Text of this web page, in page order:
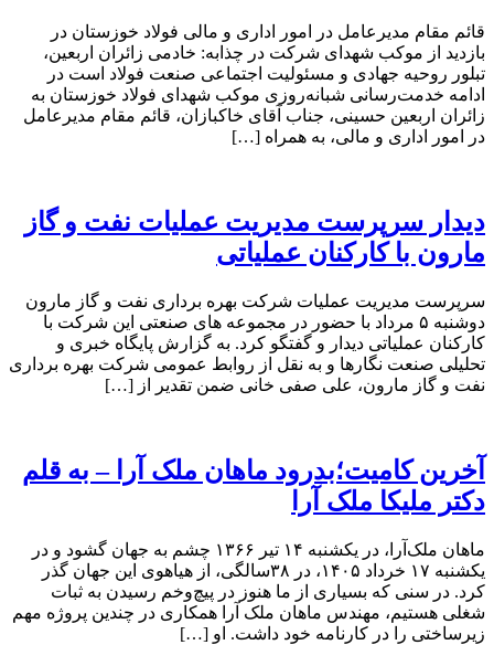
قائم مقام مدیرعامل در امور اداری و مالی فولاد خوزستان در
بازدید از موکب شهدای شرکت در چذابه: خادمی زائران اربعین،
تبلور روحیه جهادی و مسئولیت اجتماعی صنعت فولاد است در
ادامه خدمت‌رسانی شبانه‌روزی موکب شهدای فولاد خوزستان به
زائران اربعین حسینی، جناب آقای خاکبازان، قائم مقام مدیرعامل
در امور اداری و مالی، به همراه […]
دیدار سرپرست مدیریت عملیات نفت و گاز
مارون با کارکنان عملیاتی
سرپرست مدیریت عملیات شرکت بهره برداری نفت و گاز مارون
دوشنبه ۵ مرداد با حضور در مجموعه های صنعتی این شرکت با
کارکنان عملیاتی دیدار و گفتگو کرد. به گزارش پایگاه خبری و
تحلیلی صنعت نگارها و به نقل از روابط عمومی شرکت بهره برداری
نفت و گاز مارون، علی صفی خانی ضمن تقدیر از […]
آخرین کامیت؛بدرود ماهان ملک آرا – به قلم
دکتر ملیکا ملک آرا
ماهان ملک‌آرا، در یکشنبه ۱۴ تیر ۱۳۶۶ چشم به جهان گشود و در
یکشنبه ۱۷ خرداد ۱۴۰۵، در ۳۸سالگی، از هیاهوی این جهان گذر
کرد. در سنی که بسیاری از ما هنوز در پیچ‌وخم رسیدن به ثبات
شغلی هستیم، مهندس ماهان ملک آرا همکاری در چندین پروژه مهم
زیرساختی را در کارنامه خود داشت. او […]